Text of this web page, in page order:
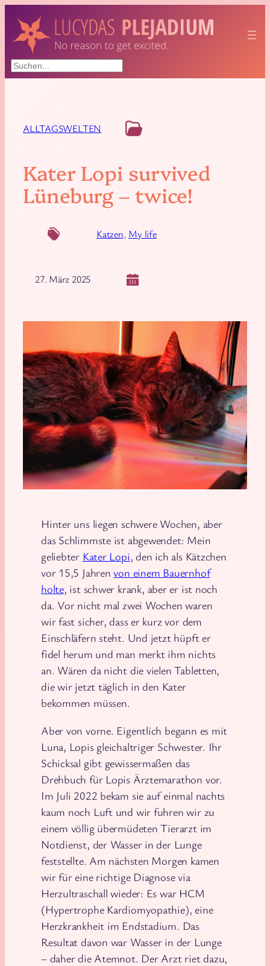
Suchen
ALLTAGSWELTEN
Kater Lopi survived
Lüneburg – twice!
27. März 2025
Katzen, My life
Hinter uns liegen schwere Wochen, aber
das Schlimmste ist abgewendet: Mein
geliebter Kater Lopi, den ich als Kätzchen
vor 15,5 Jahrenvon einem Bauernhof
holte, ist schwer krank, aber er ist noch
da. Vor nicht mal zwei Wochen waren
wir fast sicher, dass er kurz vor dem
Einschläfern steht. Und jetzt hüpft er
fidel herum und man merkt ihm nichts
an. Wären da nicht die vielen Tabletten,
die wir jetzt täglich in den Kater
bekommen müssen.
Aber von vorne. Eigentlich begann es mit
Luna, Lopis gleichaltriger Schwester. Ihr
Schicksal gibt gewissermaßen das
Drehbuch für Lopis Ärztemarathon vor.
Im Juli 2022 bekam sie auf einmal nachts
kaum noch Luft und wir fuhren wir zu
einem völlig übermüdeten Tierarzt im
Notdienst, der Wasser in der Lunge
feststellte. Am nächsten Morgen kamen
wir für eine richtige Diagnose via
Herzultraschall wieder: Es war HCM
(Hypertrophe Kardiomyopathie), eine
Herzkrankheit im Endstadium. Das
Resultat davon war Wasser in der Lunge
– daher die Atemnot. Der Arzt riet dazu,